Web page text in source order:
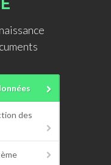
des